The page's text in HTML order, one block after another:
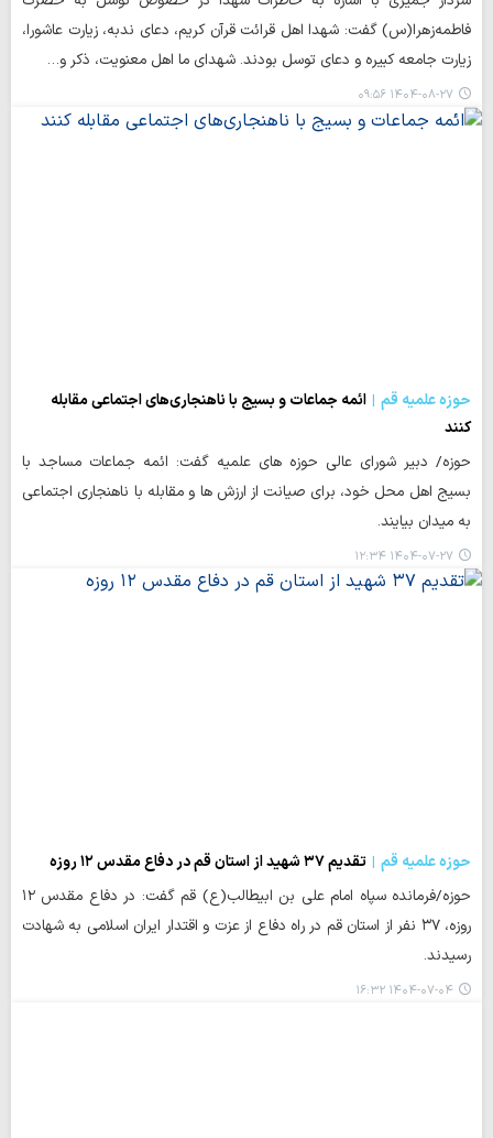
فاطمه‌زهرا(س) گفت: شهدا اهل قرائت قرآن کریم، دعای ندبه، زیارت عاشورا،
زیارت جامعه کبیره و دعای توسل بودند. شهدای ما اهل معنویت، ذکر و…
۱۴۰۴-۰۸-۲۷ ۰۹:۵۶
حوزه علمیه قم
ائمه جماعات و بسیج با ناهنجاری‌های اجتماعی مقابله
کنند
حوزه/ دبیر شورای عالی حوزه های علمیه گفت: ائمه جماعات مساجد با
بسیج اهل محل خود، برای صیانت از ارزش ها و مقابله با ناهنجاری اجتماعی
به میدان بیایند.
۱۴۰۴-۰۷-۲۷ ۱۲:۳۴
حوزه علمیه قم
تقدیم ۳۷ شهید از استان قم در دفاع مقدس ۱۲ روزه
حوزه/فرمانده سپاه امام علی بن ابیطالب(ع) قم گفت: در دفاع مقدس ۱۲
روزه، ۳۷ نفر از استان قم در راه دفاع از عزت و اقتدار ایران اسلامی به شهادت
رسیدند.
۱۴۰۴-۰۷-۰۴ ۱۶:۳۲